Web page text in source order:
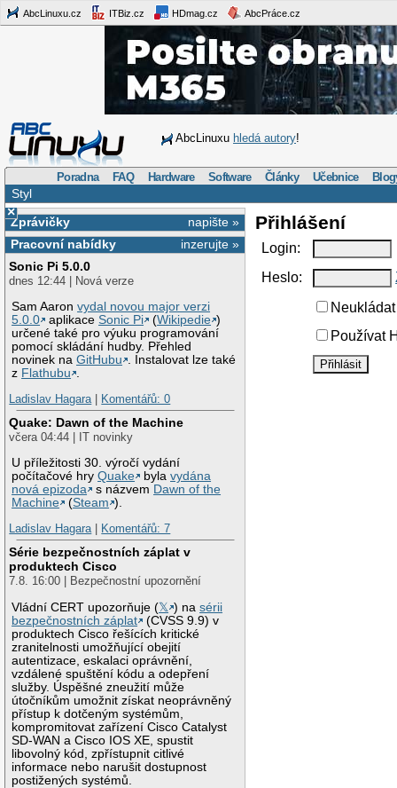
AbcLinuxu.cz ITBiz.cz HDmag.cz AbcPráce.cz
AbcLinuxu hledá autory!
Poradna FAQ Hardware Software Články Učebnice
Styl
×
napište »
Zprávičky
inzerujte »
Pracovní nabídky
Sonic Pi 5.0.0
dnes 12:44 | Nová verze
Sam Aaronvydal novou major verzi
5.0.0
aplikaceSonic Pi (Wikipedie )
určené také pro výuku programování
pomocí skládání hudby. Přehled
novinek naGitHubu
. Instalovat lze také
z Flathubu
Ladislav Hagara| Komentářů: 0
Quake: Dawn of the Machine
včera 04:44 | IT novinky
U příležitosti 30. výročí vydání
počítačové hryQuake bylavydána
nová epizoda
s názvem Dawn of the
Machine
(Steam ).
Ladislav Hagara| Komentářů: 7
Série bezpečnostních záplat v
produktech Cisco
7.8. 16:00 | Bezpečnostní upozornění
Vládní CERT upozorňuje (𝕏 ) nasérii
bezpečnostních záplat
(CVSS 9.9) v
produktech Cisco řešících kritické
zranitelnosti umožňující obejití
autentizace, eskalaci oprávnění,
vzdálené spuštění kódu a odepření
služby. Úspěšné zneužití může
útočníkům umožnit získat neoprávněný
přístup k dotčeným systémům,
kompromitovat zařízení Cisco Catalyst
SD-WAN a Cisco IOS XE, spustit
libovolný kód, zpřístupnit citlivé
informace nebo narušit dostupnost
postižených systémů.
Přihlášení
Login:
Heslo:
Používat